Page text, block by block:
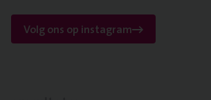
Volg ons op instagram